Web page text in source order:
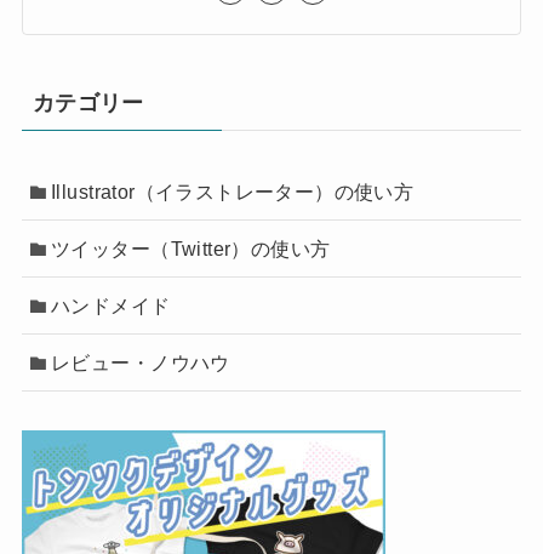
カテゴリー
Illustrator（イラストレーター）の使い方
ツイッター（Twitter）の使い方
ハンドメイド
レビュー・ノウハウ